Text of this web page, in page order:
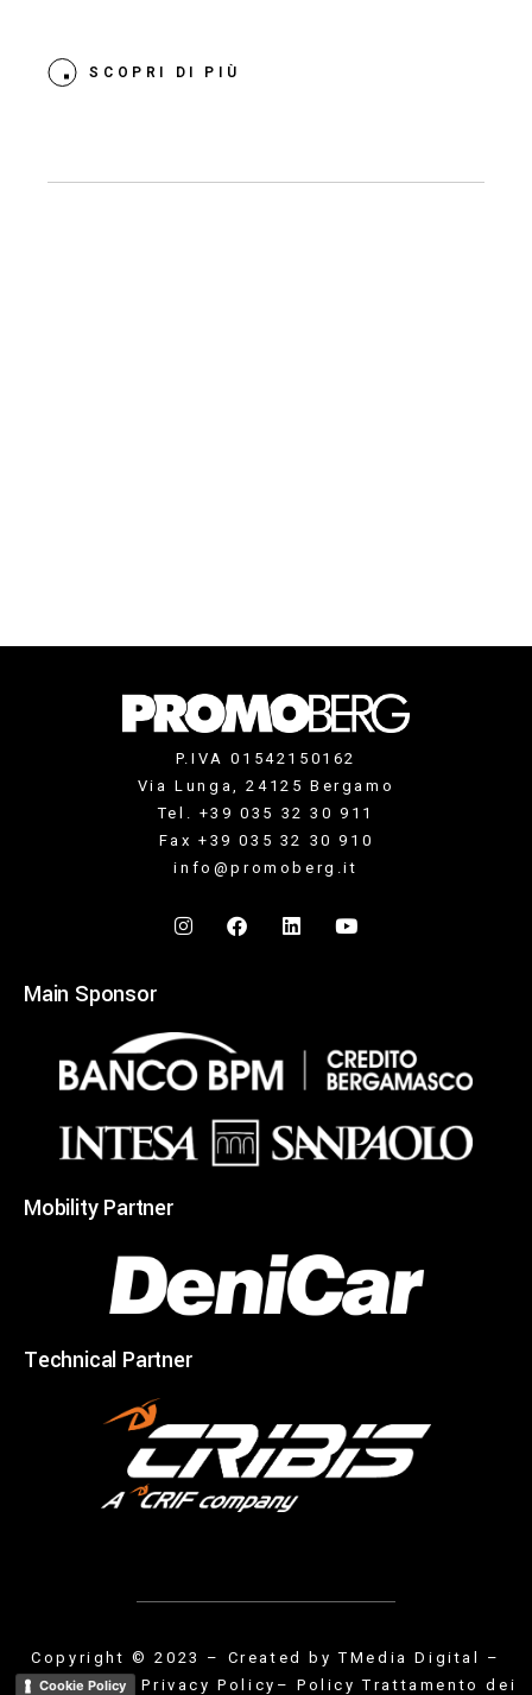
SCOPRI DI PIÙ
P.IVA 01542150162
Via Lunga, 24125 Bergamo
Tel. +39 035 32 30 911
Fax +39 035 32 30 910
info@promoberg.it
Main Sponsor
Mobility Partner
Technical Partner
Copyright © 2023 – Created byTMedia Digital –
Cookie Policy Privacy Policy – Policy Trattamento dei